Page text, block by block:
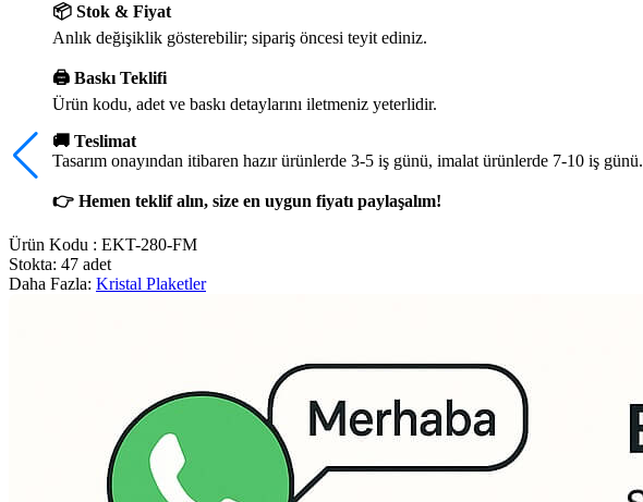
📦 Stok & Fiyat
Anlık değişiklik gösterebilir; sipariş öncesi teyit ediniz.
🖨️ Baskı Teklifi
Ürün kodu, adet ve baskı detaylarını iletmeniz yeterlidir.
🚚 Teslimat
Tasarım onayından itibaren hazır ürünlerde 3-5 iş günü, imalat ürünlerde 7-10 iş günü.
👉 Hemen teklif alın, size en uygun fiyatı paylaşalım!
Ürün Kodu : EKT-280-FM
Stokta: 47 adet
Daha Fazla: Kristal Plaketler